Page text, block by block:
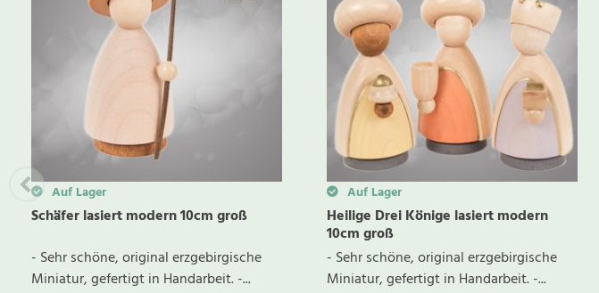
Auf Lager
Schäfer lasiert modern 10cm groß
- Sehr schöne, original erzgebirgische
Miniatur, gefertigt in Handarbeit. -...
Auf Lager
Heilige Drei Könige lasiert modern
10cm groß
- Sehr schöne, original erzgebirgische
Miniatur, gefertigt in Handarbeit. -...